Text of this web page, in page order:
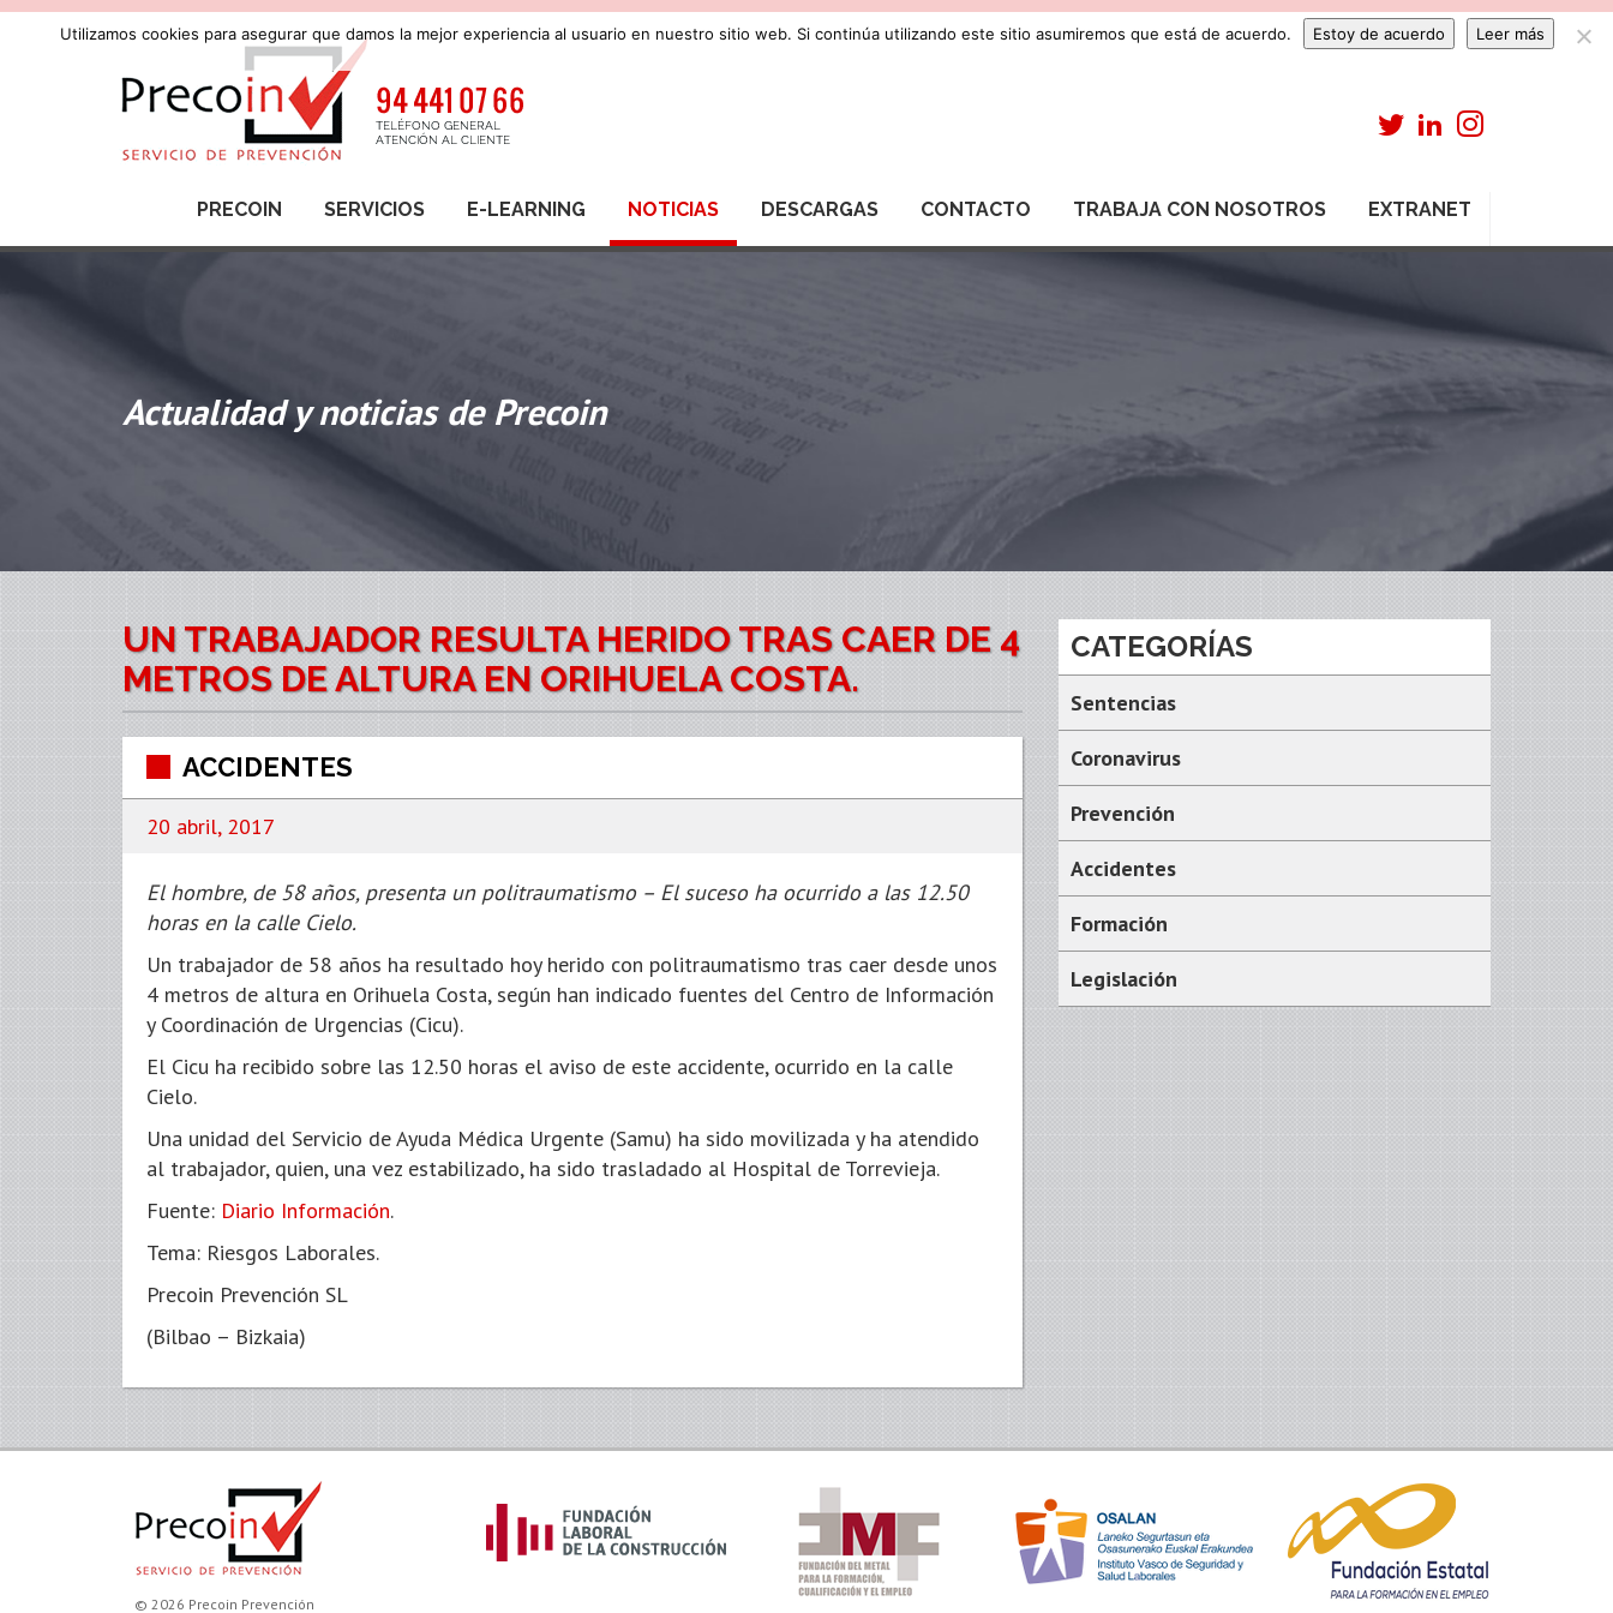
PRECOIN SERVICIOS E-LEARNING NOTICIAS DESCARGAS CONTACTO TRABAJA CON NOSOTROS EXTRANET
Actualidad y noticias de Precoin
UN TRABAJADOR RESULTA HERIDO TRAS CAER DE 4
METROS DE ALTURA EN ORIHUELA COSTA.
ACCIDENTES
20 abril, 2017
El hombre, de 58 años, presenta un politraumatismo – El suceso ha ocurrido a las 12.50
horas en la calle Cielo.
Un trabajador de 58 años ha resultado hoy herido con politraumatismo tras caer desde unos
4 metros de altura en Orihuela Costa, según han indicado fuentes del Centro de Información
y Coordinación de Urgencias (Cicu).
El Cicu ha recibido sobre las 12.50 horas el aviso de este accidente, ocurrido en la calle
Cielo.
Una unidad del Servicio de Ayuda Médica Urgente (Samu) ha sido movilizada y ha atendido
al trabajador, quien, una vez estabilizado, ha sido trasladado al Hospital de Torrevieja.
Fuente: Diario Información.
Tema: Riesgos Laborales.
Precoin Prevención SL
(Bilbao – Bizkaia)
CATEGORÍAS
Sentencias
Coronavirus
Prevención
Accidentes
Formación
Legislación
© 2026 Precoin Prevención
Utilizamos cookies para asegurar que damos la mejor experiencia al usuario en nuestro sitio web. Si continúa utilizando este sitio asumiremos que está de acuerdo. Estoy de acuerdo Leer más